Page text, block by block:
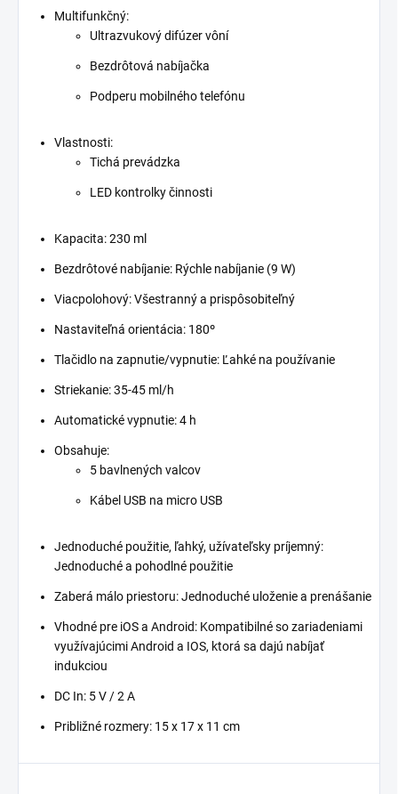
Multifunkčný:
Ultrazvukový difúzer vôní
Bezdrôtová nabíjačka
Podperu mobilného telefónu
Vlastnosti:
Tichá prevádzka
LED kontrolky činnosti
Kapacita: 230 ml
Bezdrôtové nabíjanie: Rýchle nabíjanie (9 W)
Viacpolohový: Všestranný a prispôsobiteľný
Nastaviteľná orientácia: 180º
Tlačidlo na zapnutie/vypnutie: Ľahké na používanie
Striekanie: 35-45 ml/h
Automatické vypnutie: 4 h
Obsahuje:
5 bavlnených valcov
Kábel USB na micro USB
Jednoduché použitie, ľahký, užívateľsky príjemný:
Jednoduché a pohodlné použitie
Zaberá málo priestoru: Jednoduché uloženie a prenášanie
Vhodné pre iOS a Android: Kompatibilné so zariadeniami
využívajúcimi Android a IOS, ktorá sa dajú nabíjať
indukciou
DC In: 5 V / 2 A
Približné rozmery: 15 x 17 x 11 cm